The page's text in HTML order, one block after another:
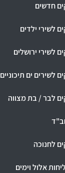
חדשים
לשירי ילדים
לשירי ירושלים
לשירים ים תיכוניים
לבר / בת מצווה
לחנוכה
אלול וימים